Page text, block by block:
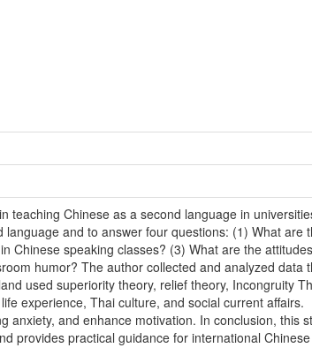
teaching Chinese as a second language in
and to answer four questions: (1) What are
Chinese speaking classes? (3) What are the
humor? The author collected and analyzed data
used superiority theory, relief theory, Incongruity
experience, Thai culture, and social current affairs.
anxiety, and enhance motivation. In conclusion, this
provides practical guidance for international Chinese